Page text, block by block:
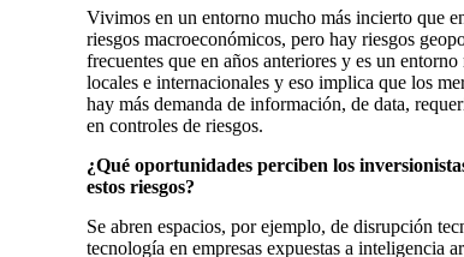
Vivimos en un entorno mucho más incierto que
riesgos macroeconómicos, pero hay riesgos
frecuentes que en años anteriores y es un
locales e internacionales y eso implica que los
hay más demanda de información, de data,
en controles de riesgos.
¿Qué oportunidades perciben los
estos riesgos?
Se abren espacios, por ejemplo, de disrupción
tecnología en empresas expuestas a inteligencia